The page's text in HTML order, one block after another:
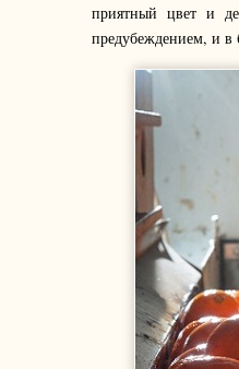
приятный цвет и
предубеждением, и в